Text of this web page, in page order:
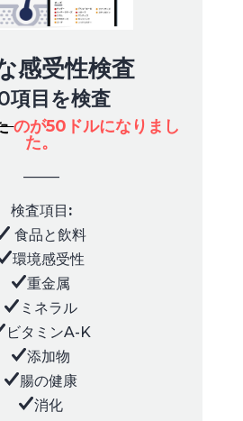
感受性検査
項目を検査
のが50ドルになりまし
た。
検査項目 :
食品と飲料
環境感受性
重金属
ミネラル
ビタミンA-K
添加物
腸の健康
消化